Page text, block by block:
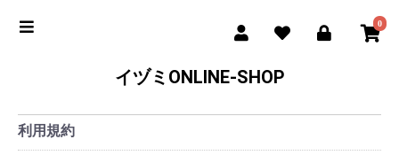
0
イヅミONLINE-SHOP
利用規約